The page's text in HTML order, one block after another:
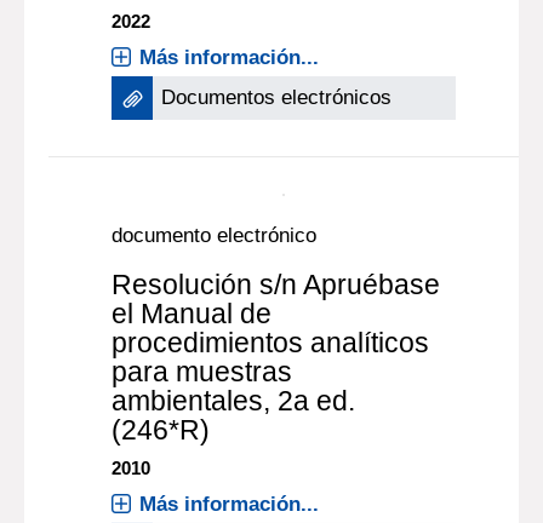
2022
Más información...
Documentos electrónicos
documento electrónico
Resolución s/n Apruébase
el Manual de
procedimientos analíticos
para muestras
ambientales, 2a ed.
(246*R)
2010
Más información...